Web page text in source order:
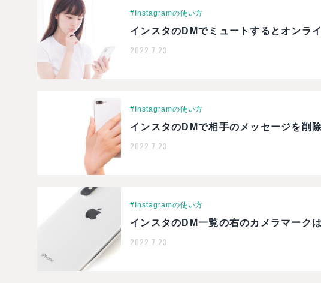
#Instagramの使い方
インスタのDMでミュートするとオンラ
2022.7.23
#Instagramの使い方
インスタのDMで相手のメッセージを削
2022.7.23
#Instagramの使い方
インスタのDM一覧の右のカメラマーク
2022.7.23